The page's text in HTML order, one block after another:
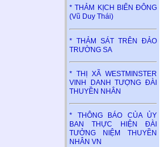
* THẢM KỊCH BIỂN ĐÔNG
(Vũ Duy Thái)
* THẢM SÁT TRÊN ĐẢO
TRƯỜNG SA
* THỊ XÃ WESTMINSTER
VINH DANH TƯỢNG ĐÀI
THUYỀN NHÂN
* THÔNG BÁO CỦA ỦY
BAN THỰC HIỆN ĐÀI
TƯỞNG NIỆM THUYỀN
NHÂN VN